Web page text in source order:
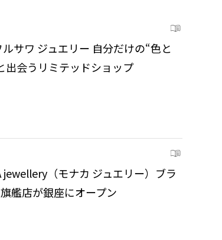
ルサワ ジュエリー 自分だけの“色と
出会うリミテッドショップ
jewellery（モナカ ジュエリー）ブラ
艦店が銀座にオープン